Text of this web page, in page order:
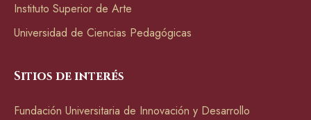
Instituto Superior de Arte
Universidad de Ciencias Pedagógicas
Sitios de interés
Fundación Universitaria de Innovación y Desarrollo